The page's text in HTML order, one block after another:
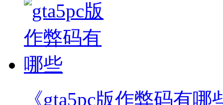
《gta5pc版作弊码有哪